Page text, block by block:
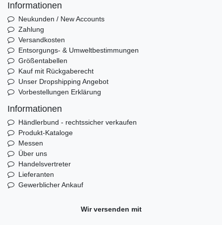
Informationen
Neukunden / New Accounts
Zahlung
Versandkosten
Entsorgungs- & Umweltbestimmungen
Größentabellen
Kauf mit Rückgaberecht
Unser Dropshipping Angebot
Vorbestellungen Erklärung
Informationen
Händlerbund - rechtssicher verkaufen
Produkt-Kataloge
Messen
Über uns
Handelsvertreter
Lieferanten
Gewerblicher Ankauf
Wir versenden mit